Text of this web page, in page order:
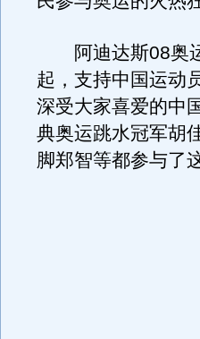
阿迪达斯08奥运
起，支持中国运动
深受大家喜爱的中
典奥运跳水冠军胡
脚郑智等都参与了